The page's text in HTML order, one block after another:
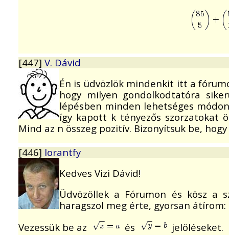
[447] V. Dávid
Én is üdvözlök mindenkit itt a
hogy milyen gondolkodtatóra
lépésben minden lehetséges
így kapott k tényezős szorzatokat
Mind az n összeg pozitív. Bizonyítsuk be,
[446] lorantfy
Kedves Vizi Dávid!
Üdvözöllek a Fórumon és kösz a
haragszol meg érte, gyorsan átírom:
Vezessük be az
és
jelöléseket.